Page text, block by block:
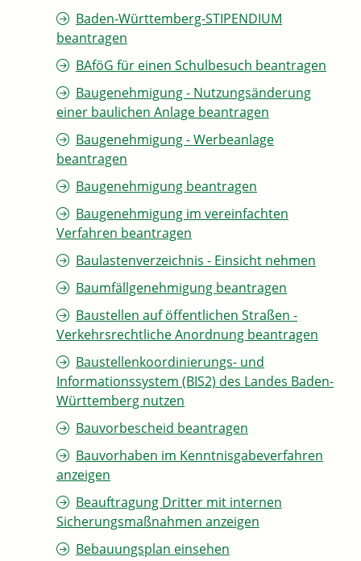
Baden-Württemberg-STIPENDIUM
beantragen
BAföG für einen Schulbesuch beantragen
Baugenehmigung - Nutzungsänderung
einer baulichen Anlage beantragen
Baugenehmigung - Werbeanlage
beantragen
Baugenehmigung beantragen
Baugenehmigung im vereinfachten
Verfahren beantragen
Baulastenverzeichnis - Einsicht nehmen
Baumfällgenehmigung beantragen
Baustellen auf öffentlichen Straßen -
Verkehrsrechtliche Anordnung beantragen
Baustellenkoordinierungs- und
Informationssystem (BIS2) des Landes Baden-
Württemberg nutzen
Bauvorbescheid beantragen
Bauvorhaben im Kenntnisgabeverfahren
anzeigen
Beauftragung Dritter mit internen
Sicherungsmaßnahmen anzeigen
Bebauungsplan einsehen